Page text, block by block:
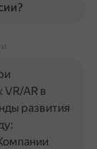
VR/AR в
развития